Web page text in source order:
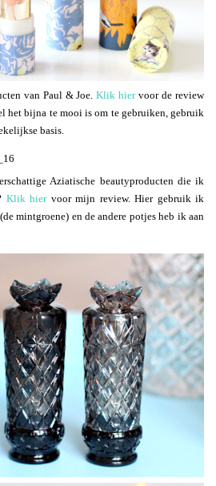
van Paul & Joe.Klik hiervoor de review
het bijna te mooi is om te gebruiken, gebruik
basis.
Aziatische beautyproducten die ik
Klik hiervoor mijn review. Hier gebruik ik
mintgroene) en de andere potjes heb ik aan